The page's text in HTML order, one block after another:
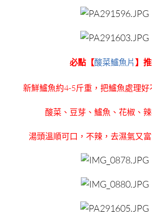
必點【酸菜鱸魚片 】
新鮮鱸魚約4-5斤重，把鱸魚處理好
酸菜、豆芽、鱸魚、花椒、
湯頭溫順可口，不辣，去濕氣又